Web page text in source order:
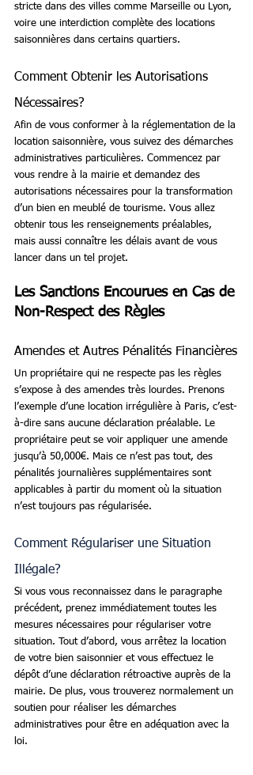
stricte dans des villes comme Marseille ou Lyon,
voire une interdiction complète des locations
saisonnières dans certains quartiers.
Comment Obtenir les Autorisations
Nécessaires?
Afin de vous conformer à la réglementation de la
location saisonnière, vous suivez des démarches
administratives particulières. Commencez par
vous rendre à la mairie et demandez des
autorisations nécessaires pour la transformation
d’un bien en meublé de tourisme. Vous allez
obtenir tous les renseignements préalables,
mais aussi connaître les délais avant de vous
lancer dans un tel projet.
Les Sanctions Encourues en Cas de
Non-Respect des Règles
Amendes et Autres Pénalités Financières
Un propriétaire qui ne respecte pas les règles
s’expose à des amendes très lourdes. Prenons
l’exemple d’une location irrégulière à Paris, c’est-
à-dire sans aucune déclaration préalable. Le
propriétaire peut se voir appliquer une amende
jusqu’à 50,000€. Mais ce n’est pas tout, des
pénalités journalières supplémentaires sont
applicables à partir du moment où la situation
n’est toujours pas régularisée.
Comment Régulariser une Situation
Illégale?
Si vous vous reconnaissez dans le paragraphe
précédent, prenez immédiatement toutes les
mesures nécessaires pour régulariser votre
situation. Tout d’abord, vous arrêtez la location
de votre bien saisonnier et vous effectuez le
dépôt d’une déclaration rétroactive auprès de la
mairie. De plus, vous trouverez normalement un
soutien pour réaliser les démarches
administratives pour être en adéquation avec la
loi.